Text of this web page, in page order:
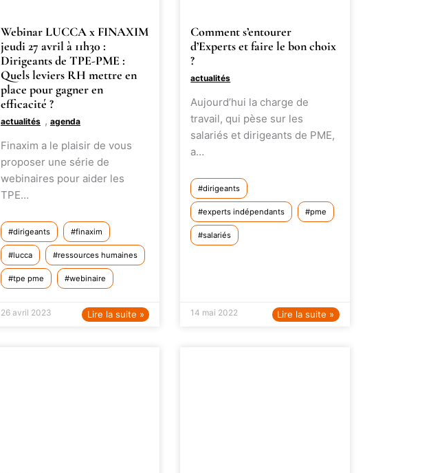
Webinar LUCCA x FINAXIM
jeudi 27 avril à 11h30 :
Dirigeants de TPE-PME :
Quels leviers RH mettre en
place pour gagner en
efficacité ?
actualités , agenda
Finaxim a le plaisir de vous
proposer une série de
webinaires pour aider les
TPE…
dirigeants finaxim
lucca ressources humaines
tpe pme webinaire
26 avril 2023 Lire la suite »
Comment s’entourer
d’Experts et faire le bon choix
?
actualités
Aujourd’hui la charge de
travail, qui pèse sur les
salariés et dirigeants de PME,
a…
dirigeants
experts indépendants pme
salariés
14 mai 2022 Lire la suite »